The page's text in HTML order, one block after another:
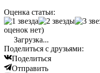
Оценка статьи:
оценок нет)
Загрузка...
Поделиться с друзьями:
Поделиться
Отправить